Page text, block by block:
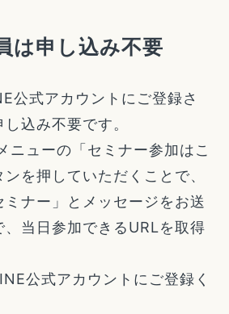
は申し込み不要
公式アカウントにご登録さ
込み不要です。
ニューの「セミナー参加はこ
を押していただくことで、
ミナー」とメッセージをお送
、当日参加できるURLを取得
公式アカウントにご登録く